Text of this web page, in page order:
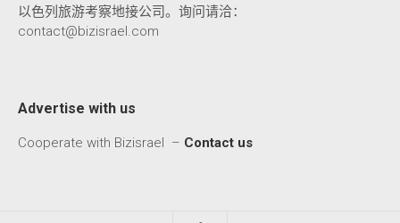
以色列旅游考察地接公司。询问请洽：
contact@bizisrael.com
Advertise with us
Cooperate with Bizisrael – Contact us